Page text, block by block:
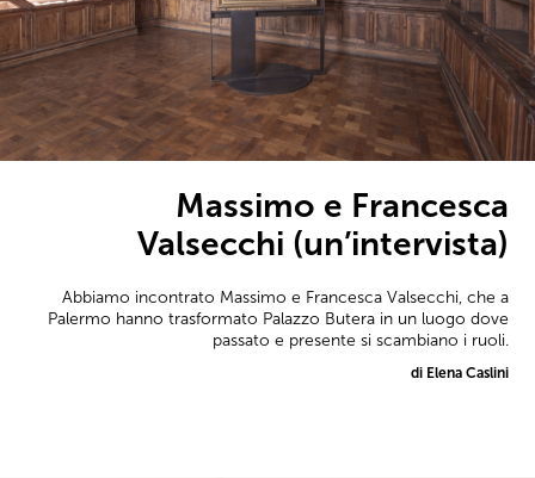
Massimo e Francesca
Valsecchi (un’intervista)
Abbiamo incontrato Massimo e Francesca Valsecchi, che a
Palermo hanno trasformato Palazzo Butera in un luogo dove
passato e presente si scambiano i ruoli.
di Elena Caslini